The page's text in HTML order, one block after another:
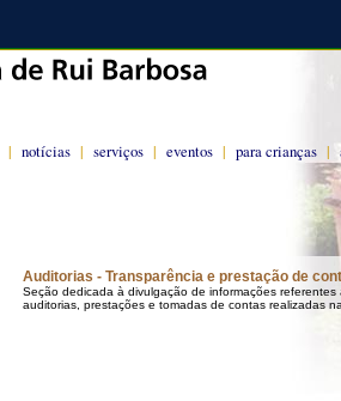
| notícias | serviços | eventos | para crianças |
Auditorias - Transparência e prestação de
Seção dedicada à divulgação de informações referentes
auditorias, prestações e tomadas de contas realizadas